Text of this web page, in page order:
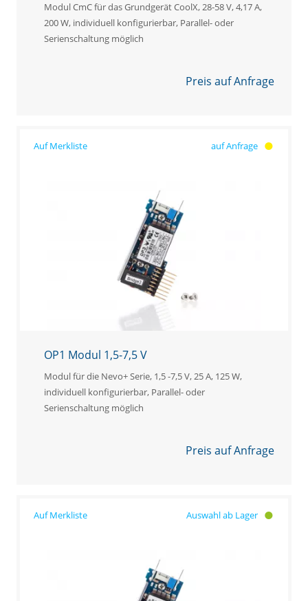
Modul CmC für das Grundgerät CoolX, 28-58 V, 4,17 A,
200 W, individuell konfigurierbar, Parallel- oder
Serienschaltung möglich
Preis auf Anfrage
auf Anfrage
OP1 Modul 1,5-7,5 V
Modul für die Nevo+ Serie, 1,5 -7,5 V, 25 A, 125 W,
individuell konfigurierbar, Parallel- oder
Serienschaltung möglich
Preis auf Anfrage
Auswahl ab Lager